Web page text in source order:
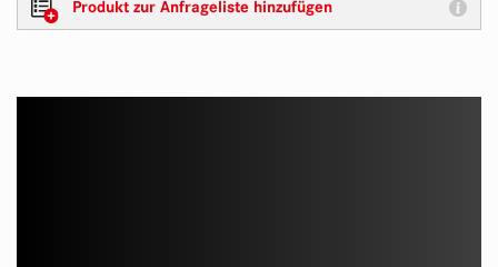
Produkt zur Anfrageliste hinzufügen